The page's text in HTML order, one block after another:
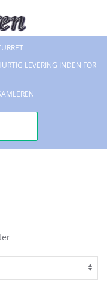
LEVERING INDEN FOR